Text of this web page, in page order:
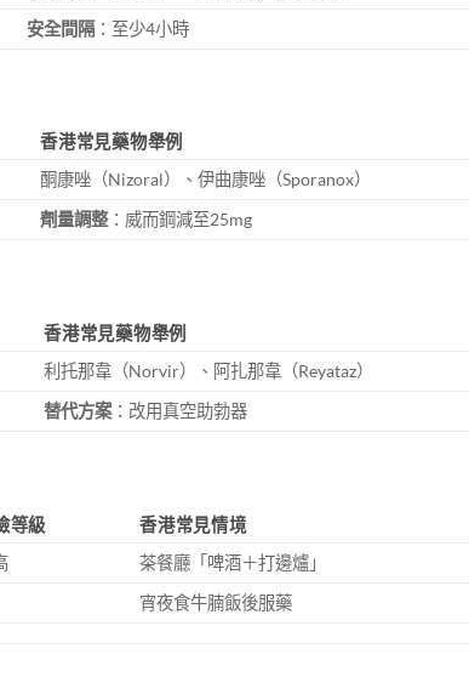
安全間隔：至少4小時
香港常見藥物舉例
酮康唑（Nizoral）、伊曲康唑（Sporanox）
劑量調整：威而鋼減至25mg
香港常見藥物舉例
利托那韋（Norvir）、阿扎那韋（Reyataz）
替代方案：改用真空助勃器
等級
香港常見情境
茶餐廳「啤酒＋打邊爐」
宵夜食牛腩飯後服藥